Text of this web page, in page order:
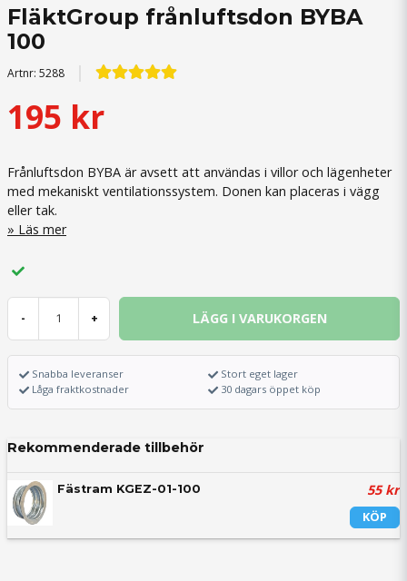
FläktGroup frånluftsdon BYBA
100
Artnr: 5288
195 kr
Frånluftsdon BYBA är avsett att användas i villor och lägenheter
med mekaniskt ventilationssystem. Donen kan placeras i vägg
eller tak.
Läs mer
- + LÄGG I VARUKORGEN
Snabba leveranser
Låga fraktkostnader
Stort eget lager
30 dagars öppet köp
Rekommenderade tillbehör
Fästram KGEZ-01-100 55 kr
KÖP